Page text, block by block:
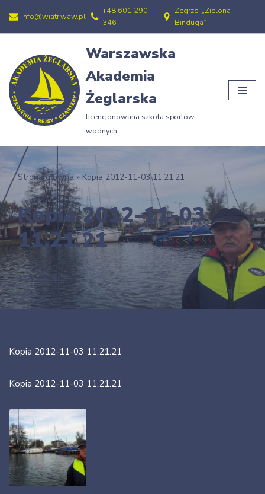
Przejdź
treści
info@wiatr.waw.pl
+48 601 290
346
Zegrze, „Zielona
Binduga”
Warszawska
Akademia
Żeglarska
licencjonowana szkoła sportów
wodnych
Strona główna»Kopia 2012-11-03 11.21.21
Kopia 2012-11-03
11.21.21
13/01/2013
Kopia 2012-11-03 11.21.21
Kopia 2012-11-03 11.21.21